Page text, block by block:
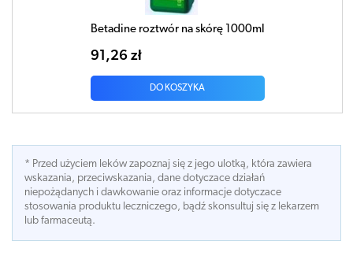
Betadine roztwór na skórę 1000ml
91,26 zł
DO KOSZYKA
* Przed użyciem leków zapoznaj się z jego ulotką, która zawiera
wskazania, przeciwskazania, dane dotyczace działań
niepożądanych i dawkowanie oraz informacje dotyczace
stosowania produktu leczniczego, bądź skonsultuj się z lekarzem
lub farmaceutą.